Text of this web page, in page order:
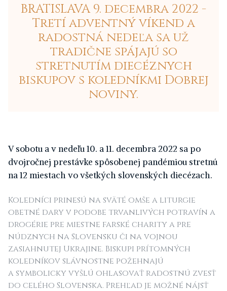
BRATISLAVA 9. decembra 2022 -
Tretí adventný víkend a
radostná nedeľa sa už
tradične spájajú so
stretnutím diecéznych
biskupov s koledníkmi Dobrej
noviny.
V sobotu a v nedeľu 10. a 11. decembra 2022 sa po
dvojročnej prestávke spôsobenej pandémiou stretnú
na 12 miestach vo všetkých slovenských diecézach.
Koledníci prinesú na sväté omše a liturgie
obetné dary v podobe trvanlivých potravín a
drogérie pre miestne farské charity a pre
núdznych na Slovensku či na vojnou
zasiahnutej Ukrajine. Biskupi prítomných
koledníkov slávnostne požehnajú
a symbolicky vyšlú ohlasovať radostnú zvesť
do celého Slovenska. Prehľad je možné nájsť